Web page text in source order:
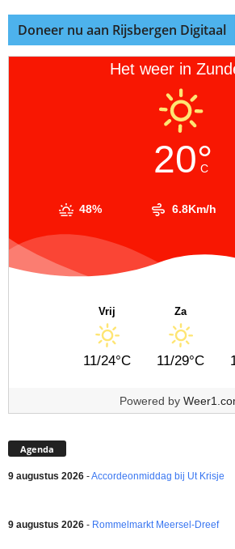
Doneer nu aan Rijsbergen Digitaal
Het weer in
20°
C
48% 6.8Km/h
Vrij
11/24°C
Za
11/29°C
Powered by
Agenda
9 augustus 2026 -Accordeonmiddag bij Ut Krisje
9 augustus 2026 - Rommelmarkt Meersel-Dreef